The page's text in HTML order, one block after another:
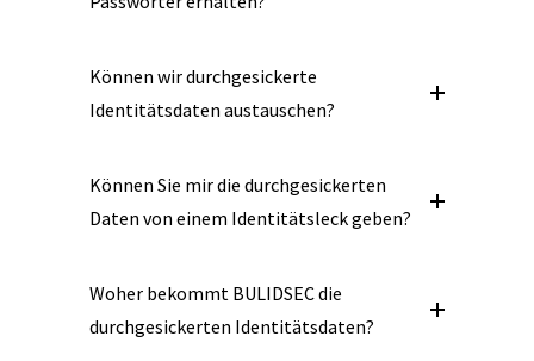
Können wir durchgesickerte
Identitätsdaten austauschen?
Können Sie mir die durchgesickerten
Daten von einem Identitätsleck geben?
Woher bekommt BULIDSEC die
durchgesickerten Identitätsdaten?